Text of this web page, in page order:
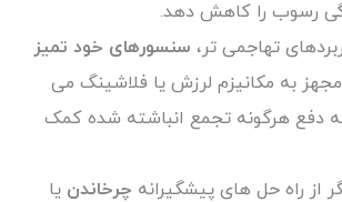
رسوب را کاهش دهد.
تهاجمی تر، سنسورهای خود تمیز
به مکانیزم لرزش یا فلاشینگ می
به دفع هرگونه تجمع انباشته شده کمک
از راه حل های پیشگیرانه چرخاندن یا